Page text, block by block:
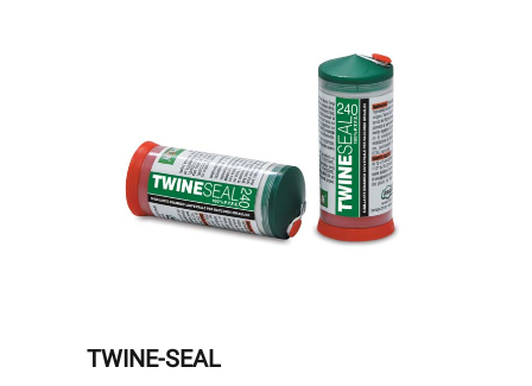
TWINE-SEAL